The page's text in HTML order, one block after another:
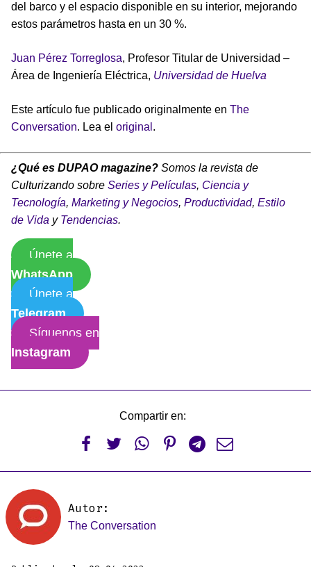
del barco y el espacio disponible en su interior, mejorando
estos parámetros hasta en un 30 %.
Juan Pérez Torreglosa, Profesor Titular de Universidad –
Área de Ingeniería Eléctrica, Universidad de Huelva
Este artículo fue publicado originalmente en The
Conversation. Lea el original .
¿Qué es DUPAO magazine? Somos la revista de
Culturizando sobre Series y Películas, Ciencia y
Tecnología, Marketing y Negocios, Productividad, Estilo
de Vida y Tendencias.
Únete a
WhatsApp
Únete a
Telegram
Síguenos en
Instagram
Compartir en:
     
Autor:
The Conversation